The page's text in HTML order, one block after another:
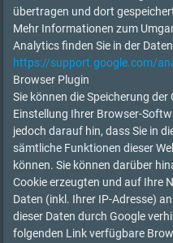
übertragen und dort
Mehr Informationen zum
Analytics finden Sie in der
https://support.google.com/
Browser Plugin
Sie können die Speicherung
Einstellung Ihrer Browser-
jedoch darauf hin, dass Sie in
sämtliche Funktionen dieser
können. Sie können darüber
Cookie erzeugten und auf Ihre
Daten (inkl. Ihrer IP-Adresse)
dieser Daten durch Google
folgenden Link verfügbare